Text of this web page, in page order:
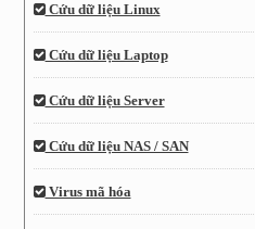
Cứu dữ liệu Linux
Cứu dữ liệu Laptop
Cứu dữ liệu Server
Cứu dữ liệu NAS / SAN
Virus mã hóa